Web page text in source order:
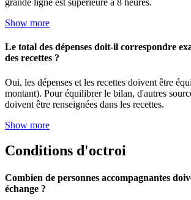
grande ligne est supérieure à 8 heures.
Show more
Le total des dépenses doit-il correspondre
des recettes ?
Oui, les dépenses et les recettes doivent être
montant). Pour équilibrer le bilan, d'autres
doivent être renseignées dans les recettes.
Show more
Conditions d'octroi
Combien de personnes accompagnantes
échange ?